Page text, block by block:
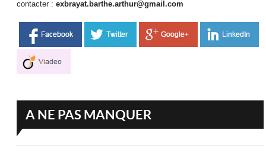
contacter :exbrayat.barthe.arthur@gmail.com
A NE PAS MANQUER